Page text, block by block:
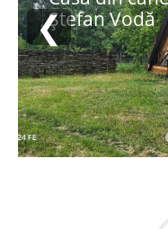
Ștefan Vodă
❮